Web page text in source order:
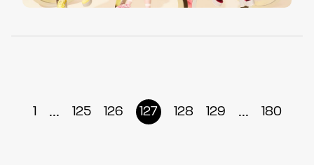
1 ... 125 126 127 128 129 ... 180